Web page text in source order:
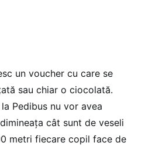
un voucher cu care se
sau chiar o ciocolată.
Pedibus nu vor avea
cât sunt de veseli
metri fiecare copil face de